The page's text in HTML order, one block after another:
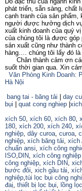
phát triển, sẵn sàng, chất
cạnh tranh của sản phẩm,
người được hưởng dịch
xuất kinh doanh của quý
của chúng tôi là được góp
sản xuất cũng như thành
hàng…. chúng tôi lấy đó
Chân thành cảm ơn các
suốt thời gian qua. Xin
Văn Phòng Kinh Doanh:
Hà Nội
bang tai - băng tải
day
bụi
quat cong nghiep
xích 50, xích 60, xích 80,
180, xích 200, xích 240,
nghiệp, dây curoa, curoa,
nghiệp, xích băng tải, xích
chuẩn ansi, xích công
ISO, DIN, xích công
công nghiệp, xích DIN,
bước đôi, xich gầu tải,
nghiệp,túi lọc bụi công
đaị, thiết bị lọc bụi, lồng